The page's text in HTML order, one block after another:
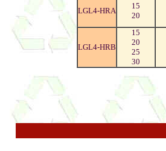
LGL4-HRA
15
20
LGL4-HRB
15
20
25
30